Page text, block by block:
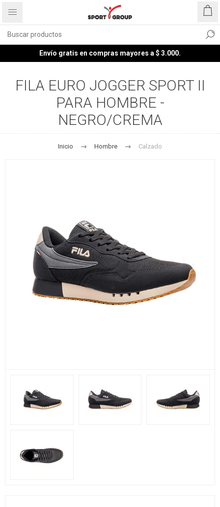
Envío gratis en compras mayores a $ 3.000.
FILA EURO JOGGER SPORT II
PARA HOMBRE -
NEGRO/CREMA
Inicio Hombre Calzado